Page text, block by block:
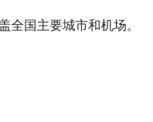
国主要城市和机场。